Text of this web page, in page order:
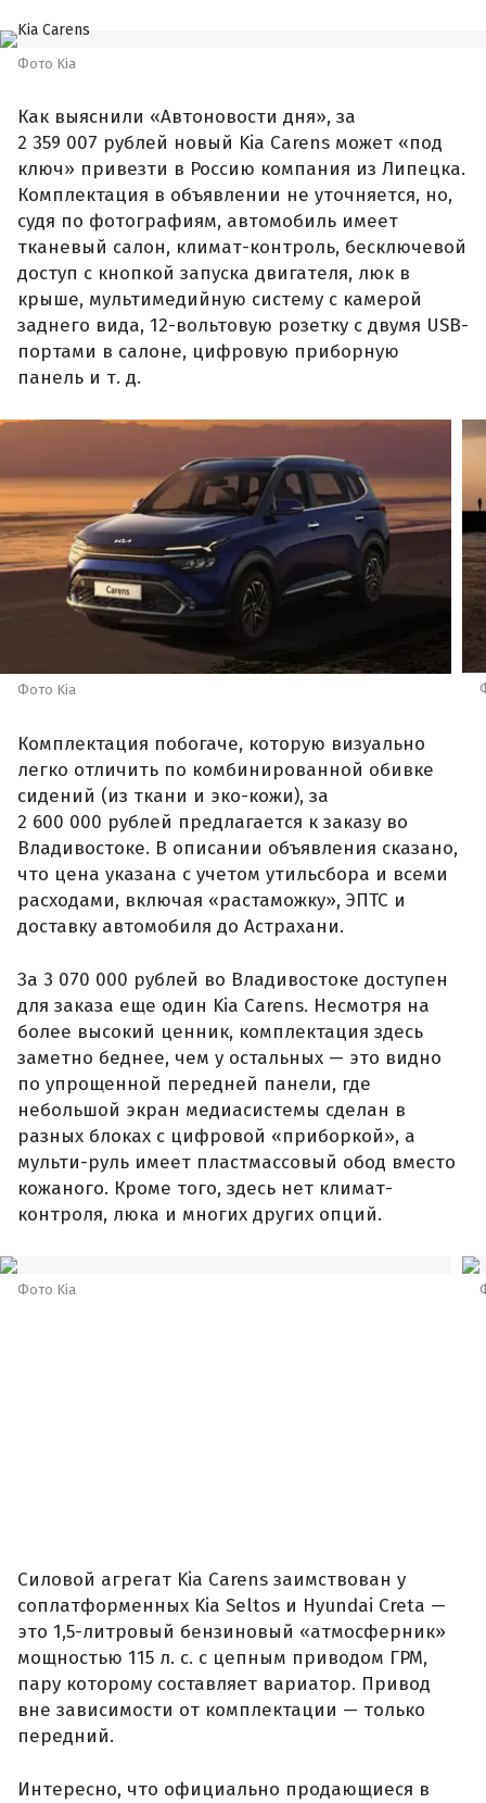
Фото Kia
Как выяснили «Автоновости дня», за
2 359 007 рублей новый Kia Carens может «под
ключ» привезти в Россию компания из Липецка.
Комплектация в объявлении не уточняется, но,
судя по фотографиям, автомобиль имеет
тканевый салон, климат-контроль, бесключевой
доступ с кнопкой запуска двигателя, люк в
крыше, мультимедийную систему с камерой
заднего вида, 12-вольтовую розетку с двумя USB-
портами в салоне, цифровую приборную
панель и т. д.
Фото Kia
Комплектация побогаче, которую визуально
легко отличить по комбинированной обивке
сидений (из ткани и эко-кожи), за
2 600 000 рублей предлагается к заказу во
Владивостоке. В описании объявления сказано,
что цена указана с учетом утильсбора и всеми
расходами, включая «растаможку», ЭПТС и
доставку автомобиля до Астрахани.
За 3 070 000 рублей во Владивостоке доступен
для заказа еще один Kia Carens. Несмотря на
более высокий ценник, комплектация здесь
заметно беднее, чем у остальных — это видно
по упрощенной передней панели, где
небольшой экран медиасистемы сделан в
разных блоках с цифровой «приборкой», а
мульти-руль имеет пластмассовый обод вместо
кожаного. Кроме того, здесь нет климат-
контроля, люка и многих других опций.
Фото Kia
Силовой агрегат Kia Carens заимствован у
соплатформенных Kia Seltos и Hyundai Creta —
это 1,5-литровый бензиновый «атмосферник»
мощностью 115 л. с. с цепным приводом ГРМ,
пару которому составляет вариатор. Привод
вне зависимости от комплектации — только
передний.
Интересно, что официально продающиеся в